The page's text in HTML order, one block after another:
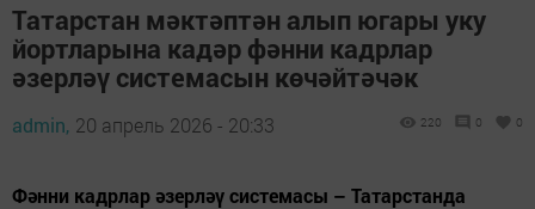
Татарстан мәктәптән алып югары уку
йортларына кадәр фәнни кадрлар
әзерләү системасын көчәйтәчәк
admin, 20 апрель 2026 - 20:33 220 0 0
Фәнни кадрлар әзерләү системасы – Татарстанда